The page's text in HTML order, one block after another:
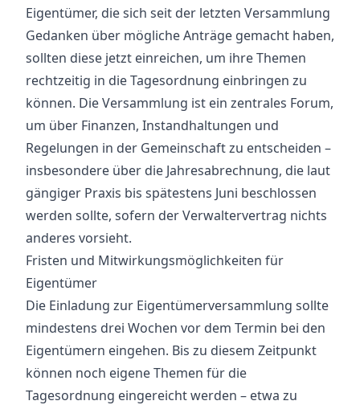
Eigentümer, die sich seit der letzten Versammlung
Gedanken über mögliche Anträge gemacht haben,
sollten diese jetzt einreichen, um ihre Themen
rechtzeitig in die Tagesordnung einbringen zu
können. Die Versammlung ist ein zentrales Forum,
um über Finanzen, Instandhaltungen und
Regelungen in der Gemeinschaft zu entscheiden –
insbesondere über die Jahresabrechnung, die laut
gängiger Praxis bis spätestens Juni beschlossen
werden sollte, sofern der Verwaltervertrag nichts
anderes vorsieht.
Fristen und Mitwirkungsmöglichkeiten für
Eigentümer
Die Einladung zur Eigentümerversammlung sollte
mindestens drei Wochen vor dem Termin bei den
Eigentümern eingehen. Bis zu diesem Zeitpunkt
können noch eigene Themen für die
Tagesordnung eingereicht werden – etwa zu